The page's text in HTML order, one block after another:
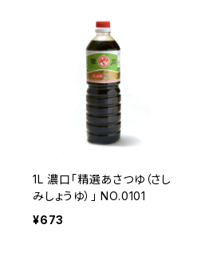
1L 濃口「精選あさつゆ（さし
みしょうゆ）」 NO.0101
¥673